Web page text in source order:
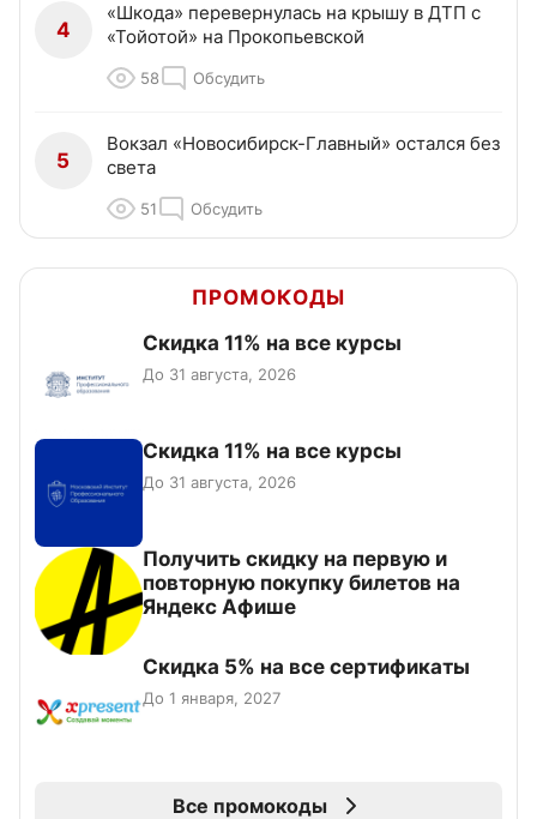
4
«Шкода» перевернулась на крышу в ДТП с
«Тойотой» на Прокопьевской
58 Обсудить
5
Вокзал «Новосибирск-Главный» остался без
света
51 Обсудить
ПРОМОКОДЫ
Скидка 11% на все курсы
До 31 августа, 2026
Скидка 11% на все курсы
До 31 августа, 2026
Получить скидку на первую и
повторную покупку билетов на
Яндекс Афише
Скидка 5% на все сертификаты
До 1 января, 2027
Все промокоды